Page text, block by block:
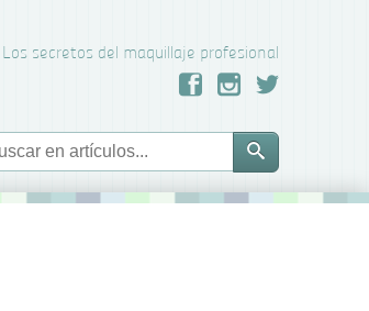
Los secretos del maquillaje profesional